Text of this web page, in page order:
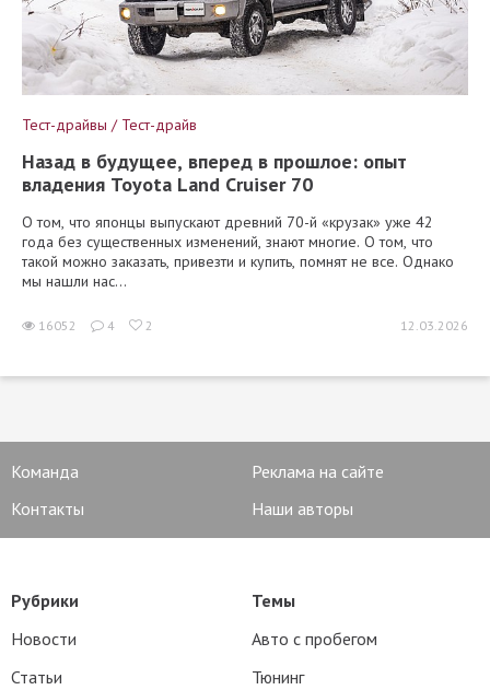
Тест-драйвы / Тест-драйв
Назад в будущее, вперед в прошлое: опыт
владения Toyota Land Cruiser 70
О том, что японцы выпускают древний 70-й «крузак» уже 42
года без существенных изменений, знают многие. О том, что
такой можно заказать, привезти и купить, помнят не все. Однако
мы нашли нас...
16052 4 2 12.03.2026
Команда
Реклама на сайте
Контакты
Наши авторы
Рубрики
Новости
Статьи
Темы
Авто с пробегом
Тюнинг